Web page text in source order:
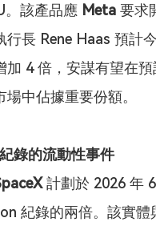
。該產品應 Meta 要求
行長 Rene Haas 預計
加 4 倍，安謀有望在
場中佔據重要份額。
錄的流動性事件
計劃於 2026 年
紀錄的兩倍。該實